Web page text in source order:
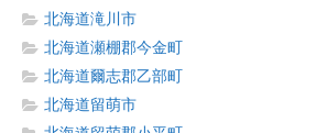
北海道滝川市
北海道瀬棚郡今金町
北海道爾志郡乙部町
北海道留萌市